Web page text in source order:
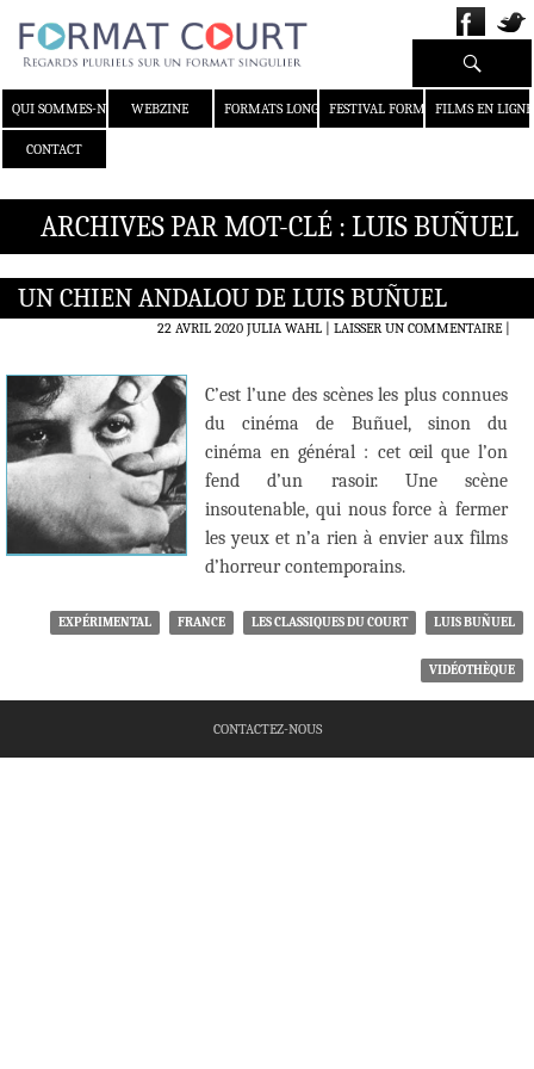
QUI SOMMES-NOUS ?WEBZINE FORMATS LONGS FESTIVAL FORMAT COURT
FILMS EN LIGNE
CONTACT
Recherche
ARCHIVES PAR MOT-CLÉ : LUIS BUÑUEL
UN CHIEN ANDALOU DE LUIS BUÑUEL
22 AVRIL 2020 JULIA WAHL LAISSER UN COMMENTAIRE|
C’est l’une des scènes les plus connues
du cinéma de Buñuel, sinon du
cinéma en général : cet œil que l’on
fend d’un rasoir. Une scène
insoutenable, qui nous force à fermer
les yeux et n’a rien à envier aux films
d’horreur contemporains.
EXPÉRIMENTAL FRANCE LES CLASSIQUES DU COURT LUIS BUÑUEL
VIDÉOTHÈQUE
CONTACTEZ-NOUS